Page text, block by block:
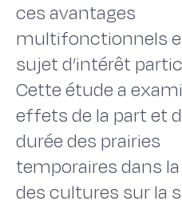
ces avantages
multifonctionnels
sujet d’intérêt
Cette étude a
effets de la part et
durée des prairies
temporaires dans
des cultures sur la